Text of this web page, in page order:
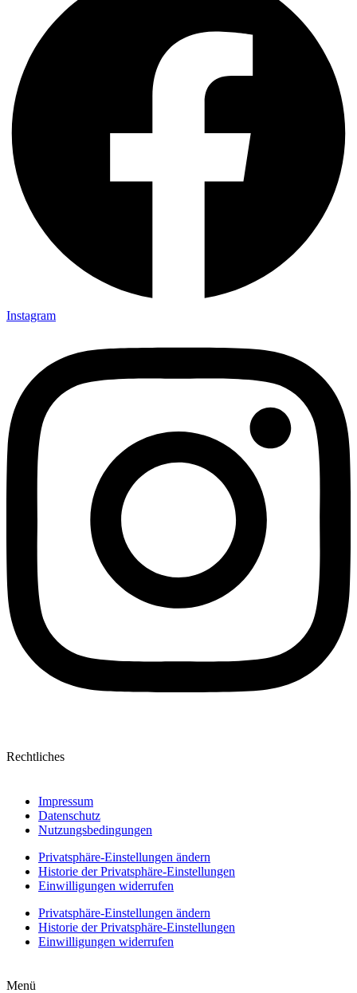
Instagram
Rechtliches
Impressum
Datenschutz
Nutzungsbedingungen
Privatsphäre-Einstellungen ändern
Historie der Privatsphäre-Einstellungen
Einwilligungen widerrufen
Privatsphäre-Einstellungen ändern
Historie der Privatsphäre-Einstellungen
Einwilligungen widerrufen
Menü